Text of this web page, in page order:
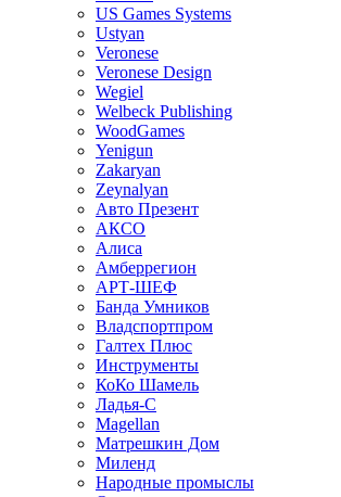
US Games Systems
Ustyan
Veronese
Veronese Design
Wegiel
Welbeck Publishing
WoodGames
Yenigun
Zakaryan
Zeynalyan
Авто Презент
АКСО
Алиса
Амберрегион
АРТ-ШЕФ
Банда Умников
Владспортпром
Галтех Плюс
Инструменты
КоКо Шамель
Ладья-С
Мagellan
Матрешкин Дом
Миленд
Народные промыслы